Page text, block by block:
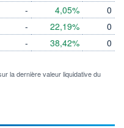
-
-
-
4,05%
22,19%
38,42%
0
0
0
la dernière valeur liquidative du